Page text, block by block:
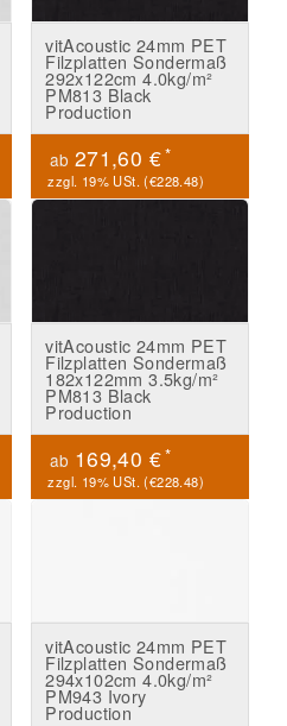
vitAcoustic 24mm PET
Filzplatten Sondermaß
292x122cm 4.0kg/m²
PM813 Black
Production
ab 271,60 €*
zzgl. 19% USt. (€228.48)
vitAcoustic 24mm PET
Filzplatten Sondermaß
182x122mm 3.5kg/m²
PM813 Black
Production
ab 169,40 €*
zzgl. 19% USt. (€228.48)
vitAcoustic 24mm PET
Filzplatten Sondermaß
294x102cm 4.0kg/m²
PM943 Ivory
Production